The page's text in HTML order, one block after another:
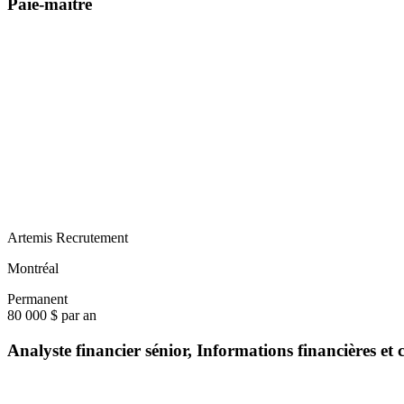
Paie-maître
Artemis Recrutement
Montréal
Permanent
80 000 $ par an
Analyste financier sénior, Informations financières